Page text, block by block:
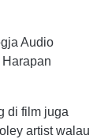
Audio
di film juga
artist walau